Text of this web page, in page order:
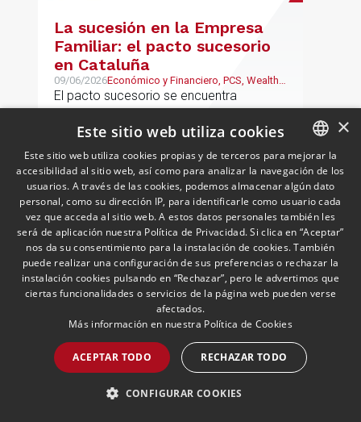
La sucesión en la Empresa
Familiar: el pacto sucesorio
en Cataluña
09/06/2026Económico y Financiero, PCS, Wealth
Management & Family Business
El pacto sucesorio se encuentra
de Navarra, Aragón, Galicia, Baleares y
País Vasco
LEER MÁS >>
Newsletter Economía
Circular, Sostenibilidad y ESG
SPANISH
ENGLISH
PORTUGUESE
×
Este sitio web utiliza cookies
Este sitio web utiliza cookies propias y de terceros para mejorar la
accesibilidad al sitio web, así como para analizar la navegación de los
usuarios. A través de las cookies, podemos almacenar algún dato
personal, como su dirección IP, para identificarle como usuario cada
vez que acceda al sitio web. A estos datos personales también les
será de aplicación nuestra Política de Privacidad. Si clica en “Aceptar”
nos da su consentimiento para la instalación de cookies. También
puede realizar una configuración de sus preferencias o rechazar la
instalación cookies pulsando en “Rechazar”, pero le advertimos que
ciertas funcionalidades o servicios de la página web pueden verse
afectados.
Más información en nuestra Política de Cookies
ACEPTAR TODO RECHAZAR TODO
CONFIGURAR COOKIES